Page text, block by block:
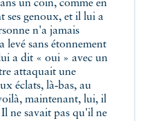
un coin, comme en
ses genoux, et il lui a
n'a jamais
sans étonnement
a dit « oui » avec un
attaquait une
éclats, là‑bas, au
maintenant, lui, il
ne savait pas qu'il ne